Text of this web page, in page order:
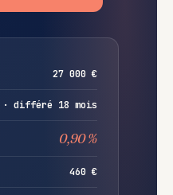
27 000 €
· différé 18 mois
0,90 %
460 €